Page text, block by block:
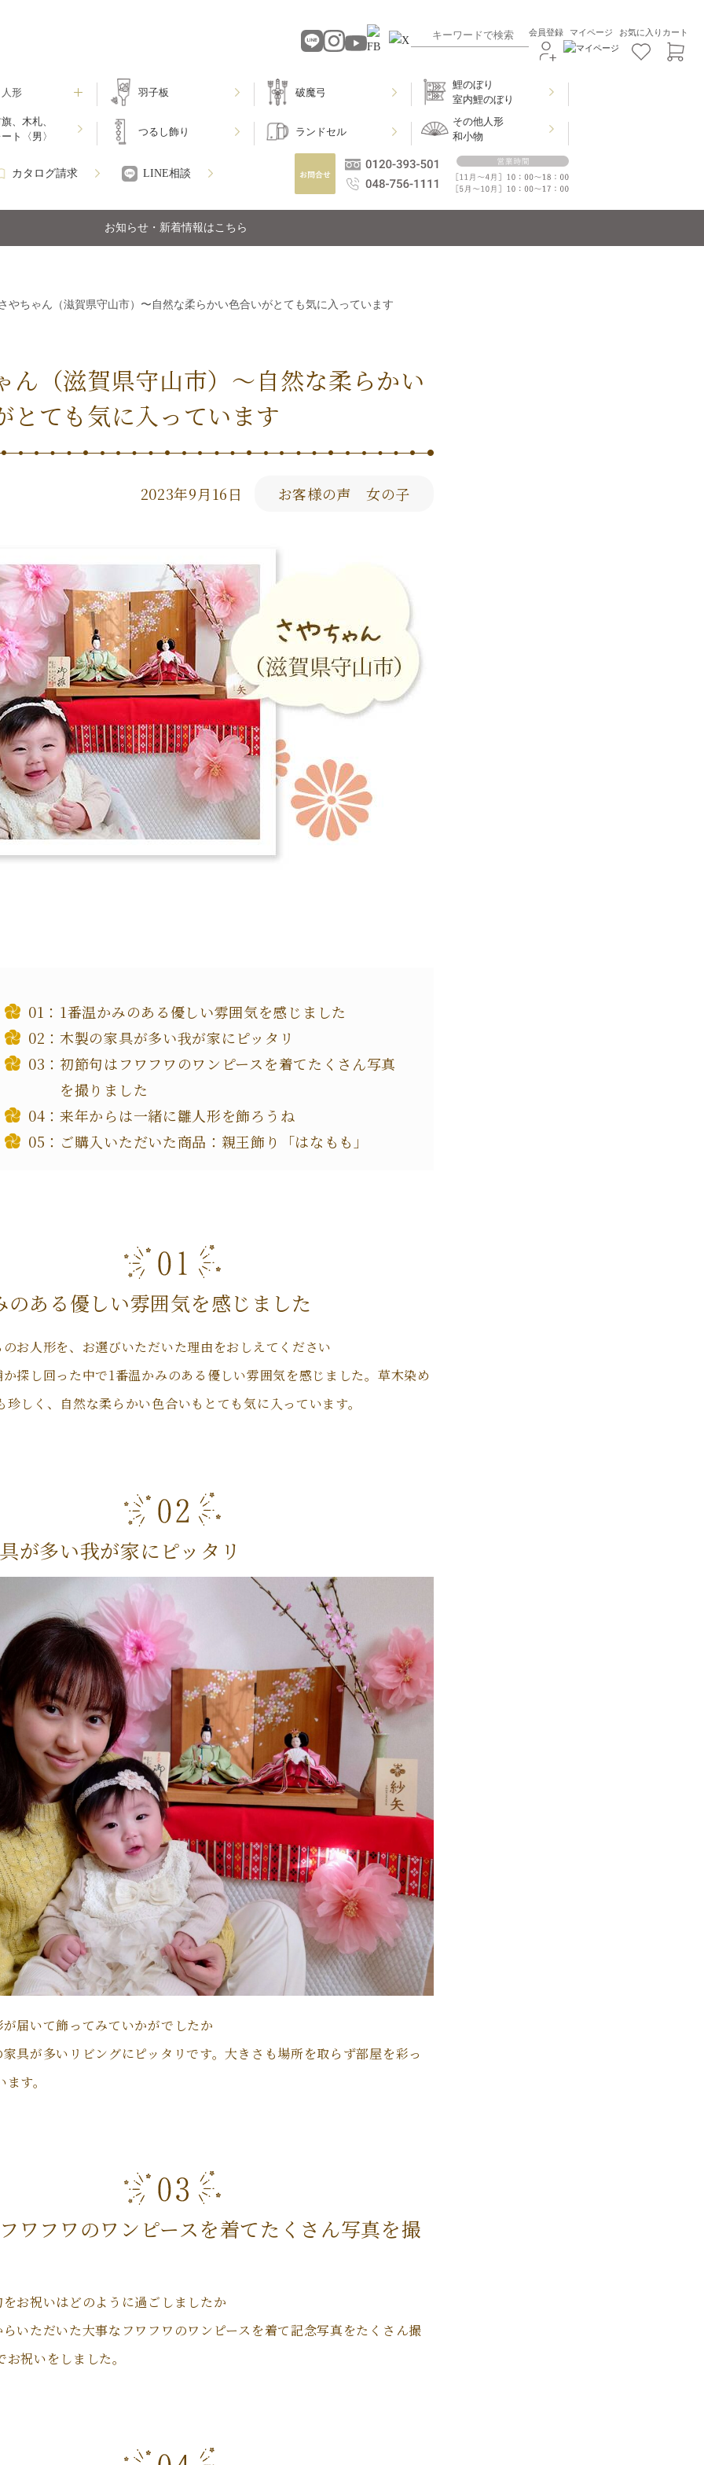
会員登録 マイページ お気に入り カート
形 羽子板 破魔弓
鯉のぼり
室内鯉のぼり
、木札、
ト〈男〉
つるし飾り ランドセル
その他人形
和小物
カタログ請求 LINE相談
お知らせ・新着情報はこちら
やちゃん（滋賀県守山市）〜自然な柔らかい色合いがとても気に入っています
ん（滋賀県守山市）〜自然な柔らかい
とても気に入っています
2023年9月16日 お客様の声 女の子
1番温かみのある優しい雰囲気を感じました
木製の家具が多い我が家にピッタリ
初節句はフワフワのワンピースを着てたくさん写真
を撮りました
来年からは一緒に雛人形を飾ろうね
ご購入いただいた商品：親王飾り「はなもも」
のある優しい雰囲気を感じました
お人形を、お選びいただいた理由をおしえてください
探し回った中で1番温かみのある優しい雰囲気を感じました。草木染め
珍しく、自然な柔らかい色合いもとても気に入っています。
が多い我が家にピッタリ
届いて飾ってみていかがでしたか
具が多いリビングにピッタリです。大きさも場所を取らず部屋を彩っ
す。
ワフワのワンピースを着てたくさん写真を撮
お祝いはどのように過ごしましたか
いただいた大事なフワフワのワンピースを着て記念写真をたくさん撮
祝いをしました。